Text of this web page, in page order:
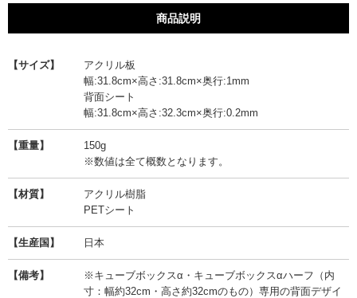
商品説明
【サイズ】
アクリル板
幅:31.8cm×高さ:31.8cm×奥行:1mm
背面シート
幅:31.8cm×高さ:32.3cm×奥行:0.2mm
【重量】
150g
※数値は全て概数となります。
【材質】
アクリル樹脂
PETシート
【生産国】 日本
【備考】
※キューブボックスα・キューブボックスαハーフ（内
寸：幅約32cm・高さ約32cmのもの）専用の背面デザイ